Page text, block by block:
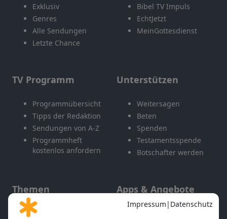
Exklusiv
Genres
Alle Sendungen
Letzte Chance
Bibel TV Impuls
EchtJetzt
MeinGottesdienst
TV Programm
Programmübersicht
Tipps der Redaktion
Sendungen von A-Z
Programmheft
kostenlos anfordern
Unterstützen
Weitersagen
Beten
Spenden
Testamentsspende
Botschafter werden
Themen
Gott und Bibel erklärt
Apps & Angebote